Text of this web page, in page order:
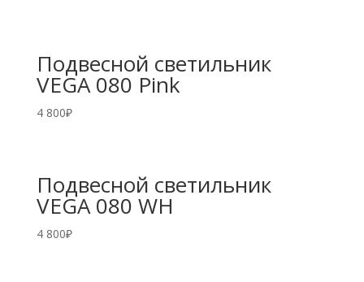
Подвесной светильник
VEGA 080 Pink
4 800₽
Подвесной светильник
VEGA 080 WH
4 800₽